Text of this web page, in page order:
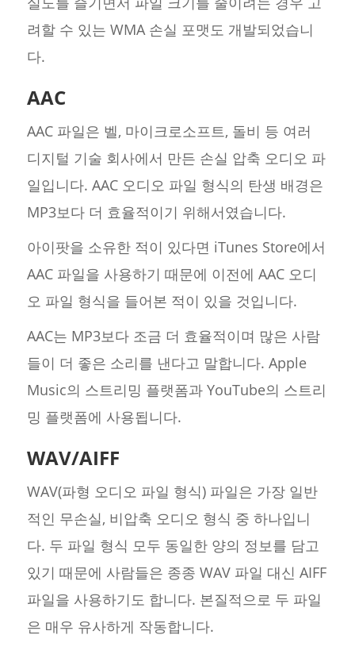
려할 수 있는 WMA 손실 포맷도 개발되었습니
다.
AAC
AAC 파일은 벨, 마이크로소프트, 돌비 등 여러
디지털 기술 회사에서 만든 손실 압축 오디오 파
일입니다. AAC 오디오 파일 형식의 탄생 배경은
MP3보다 더 효율적이기 위해서였습니다.
아이팟을 소유한 적이 있다면 iTunes Store에서
AAC 파일을 사용하기 때문에 이전에 AAC 오디
오 파일 형식을 들어본 적이 있을 것입니다.
AAC는 MP3보다 조금 더 효율적이며 많은 사람
들이 더 좋은 소리를 낸다고 말합니다. Apple
Music의 스트리밍 플랫폼과 YouTube의 스트리
밍 플랫폼에 사용됩니다.
WAV/AIFF
WAV(파형 오디오 파일 형식) 파일은 가장 일반
적인 무손실, 비압축 오디오 형식 중 하나입니
다. 두 파일 형식 모두 동일한 양의 정보를 담고
있기 때문에 사람들은 종종 WAV 파일 대신 AIFF
파일을 사용하기도 합니다. 본질적으로 두 파일
은 매우 유사하게 작동합니다.